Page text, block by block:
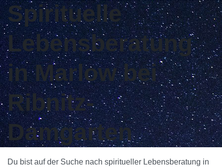
Spirituelle
Lebensberatung
in Marlow bei
Ribnitz-
Damgarten
Du bist auf der Suche nach spiritueller Lebensberatung in